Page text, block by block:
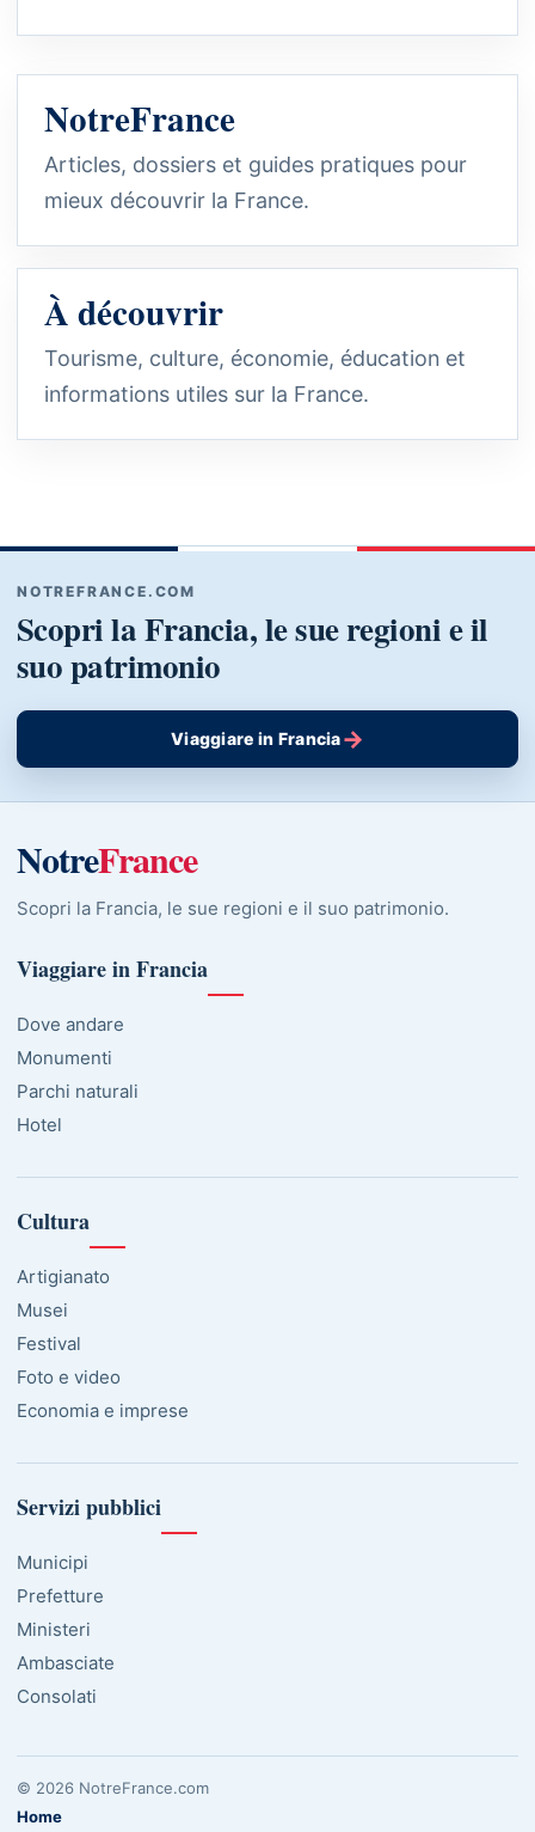
NotreFrance
Articles, dossiers et guides pratiques pour
mieux découvrir la France.
À découvrir
Tourisme, culture, économie, éducation et
informations utiles sur la France.
NOTREFRANCE.COM
Scopri la Francia, le sue regioni e il
suo patrimonio
Viaggiare in Francia→
NotreFrance
Scopri la Francia, le sue regioni e il suo patrimonio.
Viaggiare in Francia
Dove andare
Monumenti
Parchi naturali
Hotel
Cultura
Artigianato
Musei
Festival
Foto e video
Economia e imprese
Servizi pubblici
Municipi
Prefetture
Ministeri
Ambasciate
Consolati
© 2026 NotreFrance.com
Home